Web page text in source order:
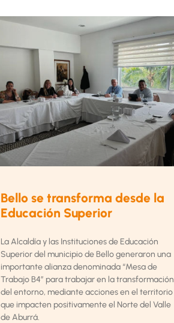
Bello se transforma desde la
Educación Superior
La Alcaldía y las Instituciones de Educación
Superior del municipio de Bello generaron una
importante alianza denominada “Mesa de
Trabajo B4” para trabajar en la transformación
del entorno, mediante acciones en el territorio
que impacten positivamente el Norte del Valle
de Aburrá.